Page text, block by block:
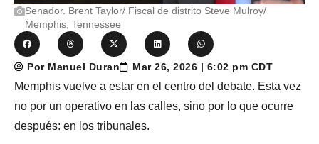
Senador. Brent Taylor/ Fiscal de distrito Steve Mulroy/
Memphis, Tennessee
Por Manuel Duran Mar 26, 2026 | 6:02 pm CDT
Memphis vuelve a estar en el centro del debate. Esta vez
no por un operativo en las calles, sino por lo que ocurre
después: en los tribunales.